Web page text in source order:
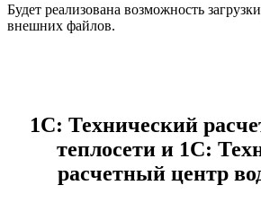
Будет реализована возможность
внешних файлов.
1С: Технический
теплосети и 1С:
расчетный центр